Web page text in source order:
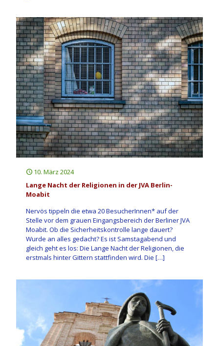
10. März 2024
Lange Nacht der Religionen in der JVA Berlin-
Moabit
Nervös tippeln die etwa 20 BesucherInnen* auf der
Stelle vor dem grauen Eingangsbereich der Berliner JVA
Moabit. Ob die Sicherheitskontrolle lange dauert?
Wurde an alles gedacht? Es ist Samstagabend und
gleich geht es los: Die Lange Nacht der Religionen, die
erstmals hinter Gittern stattfinden wird. Die […]